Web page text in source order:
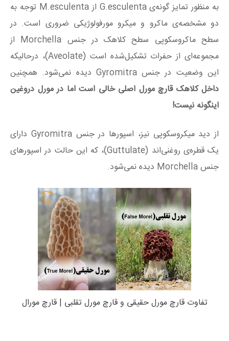
به‌ منظور تمایز گونه‌ی G.esculenta از M.esculenta توجه به
دو مشخصه‌ی ماکرو و میکرو مورفولوژیکی ضروری است. در
سطح ماکروسکوپی سطح کلاهک در جنس Morchella از
مجموعه‌ای از حفرات تشکیل‌شده است (Aveolate)، درحالیکه
این وضعیت در جنس Gyromitra دیده نمی‌شود. همچنین
داخل کلاهک قارچ مورل اصلی خالی است اما در مورل دروغین
اینگونه نیست!
از دید میکروسکوپی نیز، اسپورها در جنس Gyromitra دارای
یک قطره‌ی روغنی‌اند (Guttulate)، که این حالت در اسپورهای
جنس Morchella دیده نمی‌شود.
تفاوت قارچ مورل حقیقی و قارچ مورل تقلبی | قارچ مورال